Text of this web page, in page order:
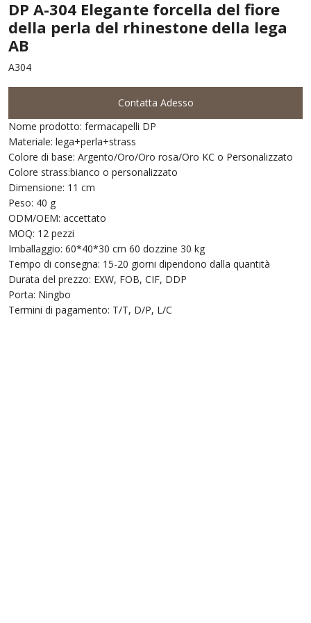
DP A-304 Elegante forcella del fiore
della perla del rhinestone della lega
AB
A304
Contatta Adesso
Nome prodotto: fermacapelli DP
Materiale: lega+perla+strass
Colore di base: Argento/Oro/Oro rosa/Oro KC o Personalizzato
Colore strass:bianco o personalizzato
Dimensione: 11 cm
Peso: 40 g
ODM/OEM: accettato
MOQ: 12 pezzi
Imballaggio: 60*40*30 cm 60 dozzine 30 kg
Tempo di consegna: 15-20 giorni dipendono dalla quantità
Durata del prezzo: EXW, FOB, CIF, DDP
Porta: Ningbo
Termini di pagamento: T/T, D/P, L/C